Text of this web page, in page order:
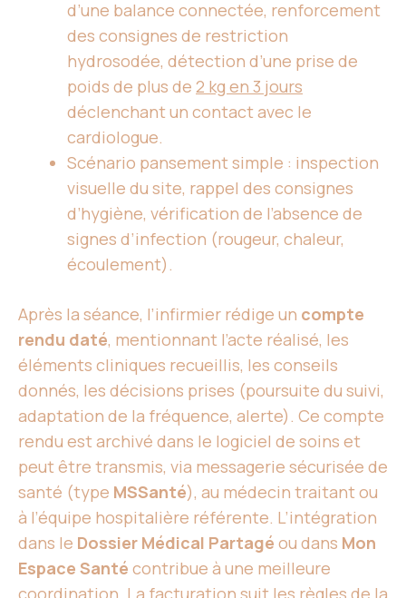
d’une balance connectée, renforcement
des consignes de restriction
hydrosodée, détection d’une prise de
poids de plus de 2 kg en 3 jours
déclenchant un contact avec le
cardiologue.
Scénario pansement simple : inspection
visuelle du site, rappel des consignes
d’hygiène, vérification de l’absence de
signes d’infection (rougeur, chaleur,
écoulement).
Après la séance, l’infirmier rédige un compte
rendu daté, mentionnant l’acte réalisé, les
éléments cliniques recueillis, les conseils
donnés, les décisions prises (poursuite du suivi,
adaptation de la fréquence, alerte). Ce compte
rendu est archivé dans le logiciel de soins et
peut être transmis, via messagerie sécurisée de
santé (type MSSanté), au médecin traitant ou
à l’équipe hospitalière référente. L’intégration
dans le Dossier Médical Partagé ou dans Mon
Espace Santé contribue à une meilleure
coordination. La facturation suit les règles de la